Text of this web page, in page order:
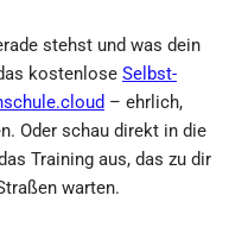
stehst und was dein
kostenlose Selbst-
– ehrlich,
Oder schau direkt in die
Training aus, das zu dir
warten.